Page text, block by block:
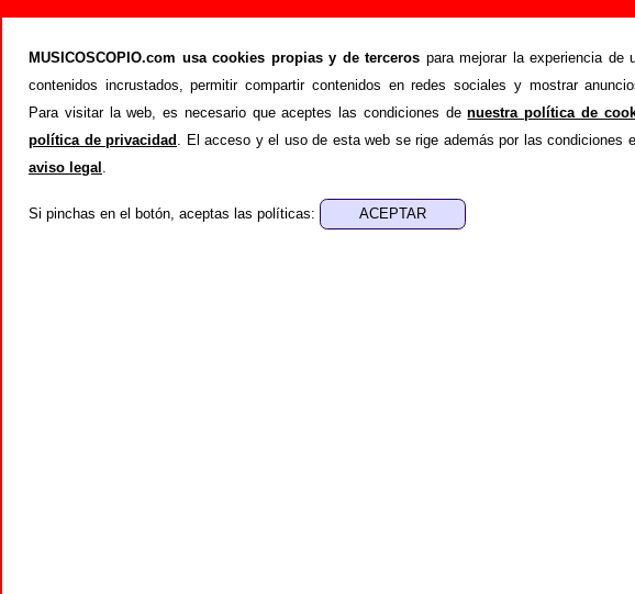
MUSICOSCOPIO.com usa cookies propias y de terceros para mejorar la experiencia de
contenidos incrustados, permitir compartir contenidos en redes sociales y mostrar
Para visitar la web, es necesario que aceptes las condiciones denuestra política de
política de privacidad . El acceso y el uso de esta web se rige además por las condiciones
aviso legal .
Si pinchas en el botón, aceptas las políticas:
Biografía de Burning: miembros, historia y publicaciones
Portada >Burning
Esta página recopila información sobre la biografía de Burning: sus
cambios de formación, su trayectoria y otros grupos relacionados, los discos y las
publicado, enlaces con información adicional... Si lo deseas, puedes ayudar